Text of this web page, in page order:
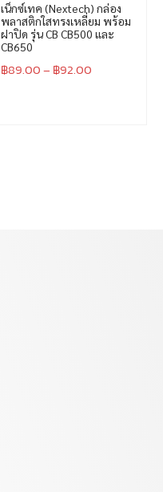
เน็กซ์เทค (Nextech) กล่อง
พลาสติกใสทรงเหลี่ยม พร้อม
ฝาปิด รุ่น CB CB500 และ
CB650
฿89.00– ฿92.00